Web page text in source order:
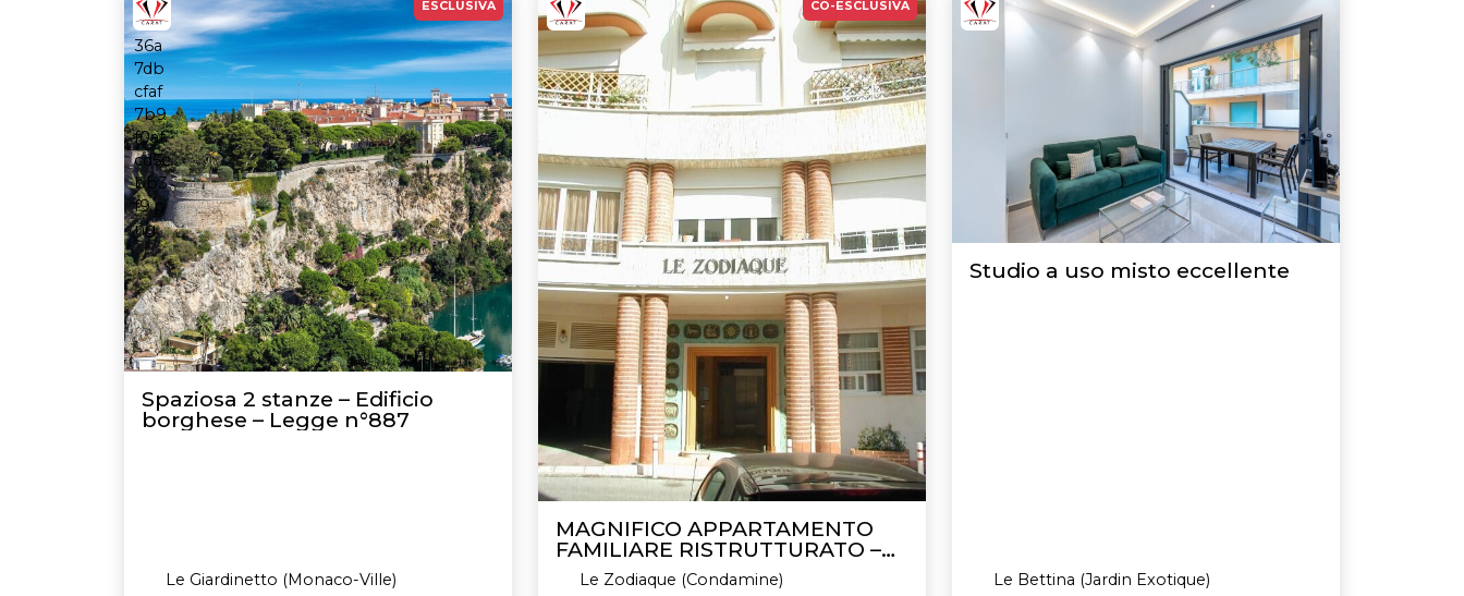
ESCLUSIVA
Spaziosa 2 stanze – Edificio
borghese – Legge n°887
Le Giardinetto (Monaco-Ville)
CO-ESCLUSIVA
MAGNIFICO APPARTAMENTO
FAMILIARE RISTRUTTURATO –
Condamine
Le Zodiaque (Condamine)
Studio a uso misto eccellente
Le Bettina (Jardin Exotique)